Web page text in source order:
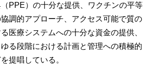
PPE）の十分な提供、ワクチンの平等
調的アプローチ、アクセス可能で質の
医療システムへの十分な資金の提供、
る段階における計画と管理への積極的
提唱している。